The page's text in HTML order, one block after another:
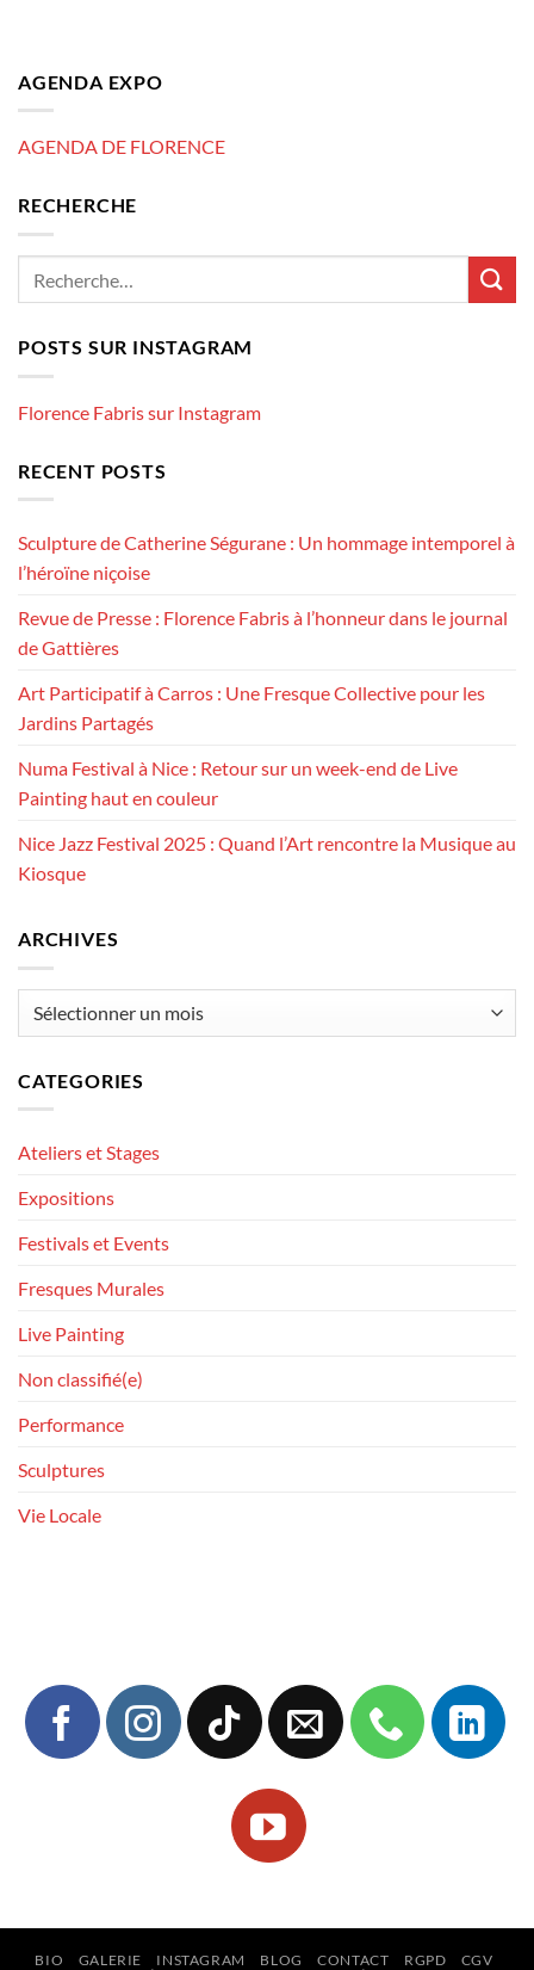
AGENDA EXPO
AGENDA DE FLORENCE
RECHERCHE
POSTS SUR INSTAGRAM
Florence Fabris sur Instagram
RECENT POSTS
Sculpture de Catherine Ségurane : Un hommage intemporel à
l’héroïne niçoise
Revue de Presse : Florence Fabris à l’honneur dans le journal
de Gattières
Art Participatif à Carros : Une Fresque Collective pour les
Jardins Partagés
Numa Festival à Nice : Retour sur un week-end de Live
Painting haut en couleur
Nice Jazz Festival 2025 : Quand l’Art rencontre la Musique au
Kiosque
ARCHIVES
CATEGORIES
Ateliers et Stages
Expositions
Festivals et Events
Fresques Murales
Live Painting
Non classifié(e)
Performance
Sculptures
Vie Locale
BIO GALERIE INSTAGRAM BLOG CONTACT RGPD
CGV